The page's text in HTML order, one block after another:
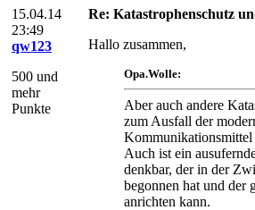
15.04.14
23:49
qw123
500 und
mehr
Punkte
Re: Katastrophenschutz
Hallo zusammen,
Opa.Wolle:
Aber auch andere
zum Ausfall der
Kommunikationsmittel
Auch ist ein
denkbar, der in der
begonnen hat und der
anrichten kann.